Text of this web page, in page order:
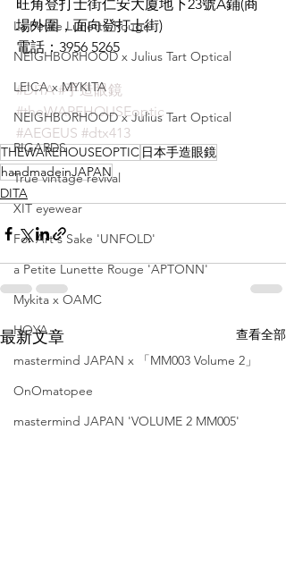
La Petite Lunette Rouge
NEIGHBORHOOD x Julius Tart Optical
LEICA x MYKITA
NEIGHBORHOOD x Julius Tart Optical
RIGARDS
True vintage revival
XIT eyewear
For Art's Sake 'UNFOLD'
a Petite Lunette Rouge 'APTONN'
Mykita x OAMC
HOYA
mastermind JAPAN x 「MM003 Volume 2」
OnOmatopee
mastermind JAPAN 'VOLUME 2 MM005'
旺角登打士街仁安大廈地下23號A鋪(商
場外圍，面向登打士街)
電話：3956 5265
#DITA #手造眼鏡
#theWAREHOUSEoptic
#AEGEUS #dtx413
THEWAREHOUSEOPTIC 日本手造眼鏡
handmadeinJAPAN
DITA
最新文章 查看全部